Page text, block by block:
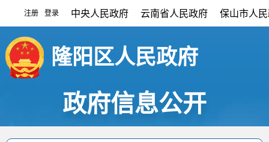
注册 登录 中央人民政府 云南省人民政府 保山市人
隆阳区人民政府
政府信息公开